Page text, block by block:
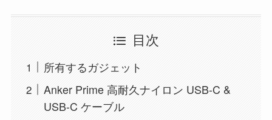
目次
所有するガジェット
Anker Prime 高耐久ナイロン USB-C &
USB-C ケーブル